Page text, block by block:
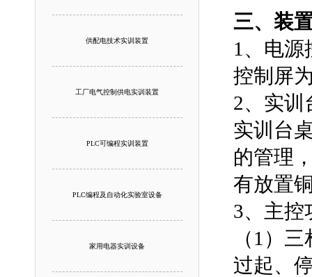
供配电技术实训装置
工厂电气控制供电实训装置
PLC可编程实训装置
PLC编程及自动化实验室设备
家用电器实训设备
三、装
1、电源
控制屏
2、实训
实训台
的管理
有放置
3、主控
（1）
过起、